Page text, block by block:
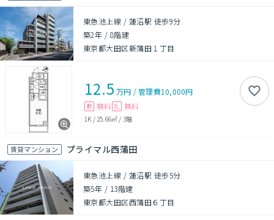
東急池上線 / 蓮沼駅 徒歩9分
築2年 / 8階建
東京都大田区新蒲田１丁目
12.5 万円 /管理費10,000円
敷 無料 礼 無料
1K / 25.66㎡ / 3階
賃貸マンション プライマル西蒲田
東急池上線 / 蓮沼駅 徒歩5分
築5年 / 13階建
東京都大田区西蒲田６丁目